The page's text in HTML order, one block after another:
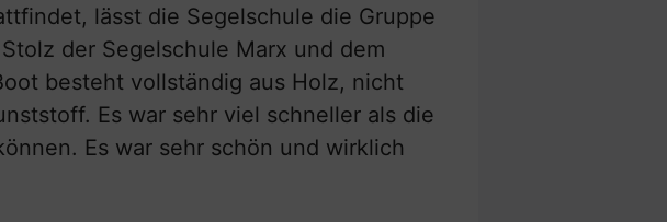
lässt die Segelschule die Gruppe
der Segelschule Marx und dem
besteht vollständig aus Holz, nicht
Es war sehr viel schneller als die
Es war sehr schön und wirklich